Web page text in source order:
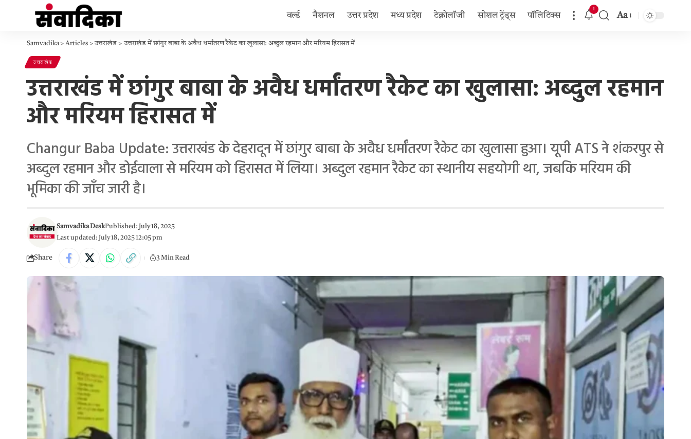
वर्ल्ड नैशनल उत्तर प्रदेश मध्य प्रदेश टेक्नोलॉजी सोशल ट्रेंड्स पॉलिटिक्स
1
Aa
Samvadika>Articles >उत्तराखंड >उत्तराखंड में छांगुर बाबा के अवैध धर्मांतरण रैकेट का खुलासा: अब्दुल रहमान और मरियम हिरासत में
उत्तराखंड
उत्तराखंड में छांगुर बाबा के अवैध धर्मांतरण रैकेट का खुलासा: अब्दुल रहमान
और मरियम हिरासत में
Changur Baba Update: उत्तराखंड के देहरादून में छांगुर बाबा के अवैध धर्मांतरण रैकेट का खुलासा हुआ। यूपी ATS ने शंकरपुर से
अब्दुल रहमान और डोईवाला से मरियम को हिरासत में लिया। अब्दुल रहमान रैकेट का स्थानीय सहयोगी था, जबकि मरियम की
भूमिका की जाँच जारी है।
Last updated: July 18, 2025 12:05 pm
Samvadika DeskPublished: July 18, 2025
Share 3 Min Read